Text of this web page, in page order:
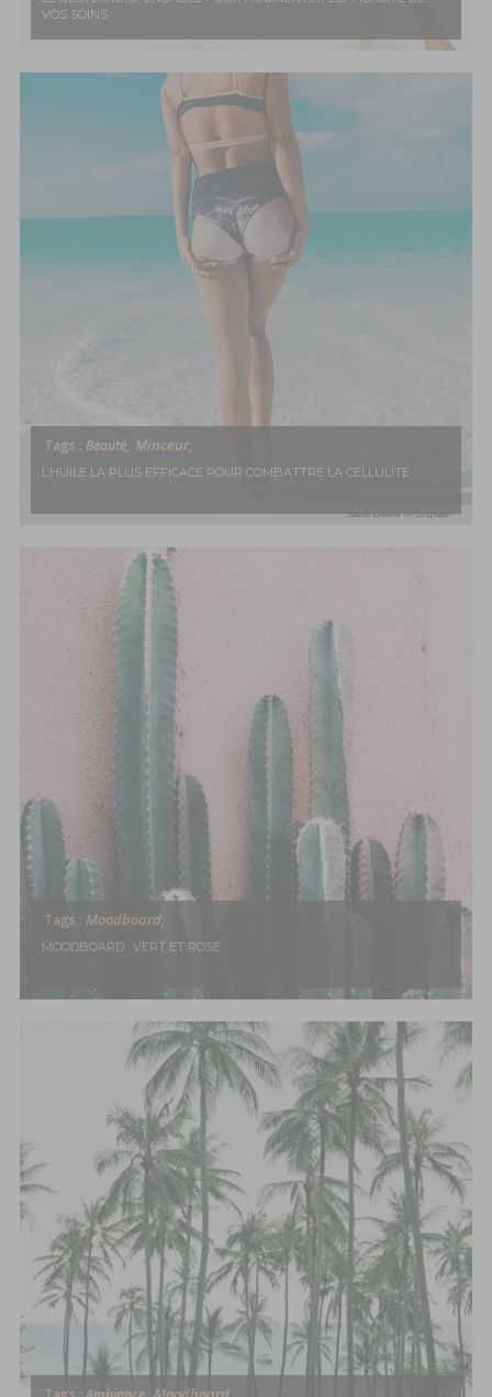
VOS SOINS
Tags : Beauté, Minceur,
L’HUILE LA PLUS EFFICACE POUR COMBATTRE LA CELLULITE
Tags : Moodboard,
MOODBOARD : VERT ET ROSE